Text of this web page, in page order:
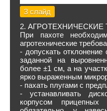
3 слайд
2.
При пахоте
агротехнические
- допускать
заданной на
более ±1 см, а на
ярко выраженным
- пахать плугами с
- устанавливать
корпусом